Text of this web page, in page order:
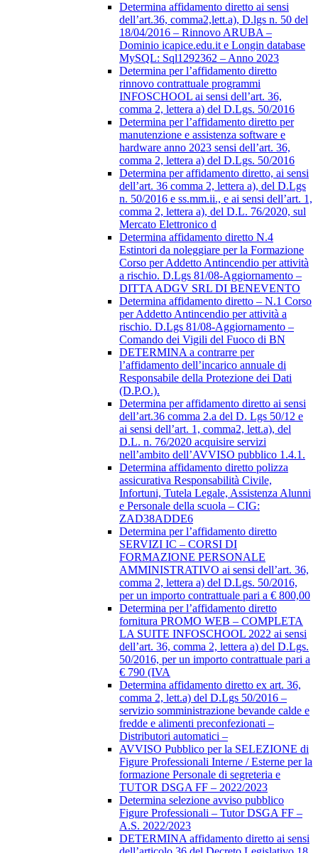
Determina affidamento diretto ai sensi
dell’art.36, comma2,lett.a), D.lgs n. 50 del
18/04/2016 – Rinnovo ARUBA –
Dominio icapice.edu.it e Longin database
MySQL: Sql1292362 – Anno 2023
Determina per l’affidamento diretto
rinnovo contrattuale programmi
INFOSCHOOL ai sensi dell’art. 36,
comma 2, lettera a) del D.Lgs. 50/2016
Determina per l’affidamento diretto per
manutenzione e assistenza software e
hardware anno 2023 sensi dell’art. 36,
comma 2, lettera a) del D.Lgs. 50/2016
Determina per affidamento diretto, ai sensi
dell’art. 36 comma 2, lettera a), del D.Lgs
n. 50/2016 e ss.mm.ii., e ai sensi dell’art. 1,
comma 2, lettera a), del D.L. 76/2020, sul
Mercato Elettronico d
Determina affidamento diretto N.4
Estintori da noleggiare per la Formazione
Corso per Addetto Antincendio per attività
a rischio. D.Lgs 81/08-Aggiornamento –
DITTA ADGV SRL DI BENEVENTO
Determina affidamento diretto – N.1 Corso
per Addetto Antincendio per attività a
rischio. D.Lgs 81/08-Aggiornamento –
Comando dei Vigili del Fuoco di BN
DETERMINA a contrarre per
l’affidamento dell’incarico annuale di
Responsabile della Protezione dei Dati
(D.P.O.).
Determina per affidamento diretto ai sensi
dell’art.36 comma 2.a del D. Lgs 50/12 e
ai sensi dell’art. 1, comma2, lett.a), del
D.L. n. 76/2020 acquisire servizi
nell’ambito dell’AVVISO pubblico 1.4.1.
Determina affidamento diretto polizza
assicurativa Responsabilità Civile,
Infortuni, Tutela Legale, Assistenza Alunni
e Personale della scuola – CIG:
ZAD38ADDE6
Determina per l’affidamento diretto
SERVIZI IC – CORSI DI
FORMAZIONE PERSONALE
AMMINISTRATIVO ai sensi dell’art. 36,
comma 2, lettera a) del D.Lgs. 50/2016,
per un importo contrattuale pari a € 800,00
Determina per l’affidamento diretto
fornitura PROMO WEB – COMPLETA
LA SUITE INFOSCHOOL 2022 ai sensi
dell’art. 36, comma 2, lettera a) del D.Lgs.
50/2016, per un importo contrattuale pari a
€ 790 (IVA
Determina affidamento diretto ex art. 36,
comma 2, lett.a) del D.Lgs 50/2016 –
servizio somministrazione bevande calde e
fredde e alimenti preconfezionati –
Distributori automatici –
AVVISO Pubblico per la SELEZIONE di
Figure Professionali Interne / Esterne per la
formazione Personale di segreteria e
TUTOR DSGA FF – 2022/2023
Determina selezione avviso pubblico
Figure Professionali – Tutor DSGA FF –
A.S. 2022/2023
DETERMINA affidamento diretto ai sensi